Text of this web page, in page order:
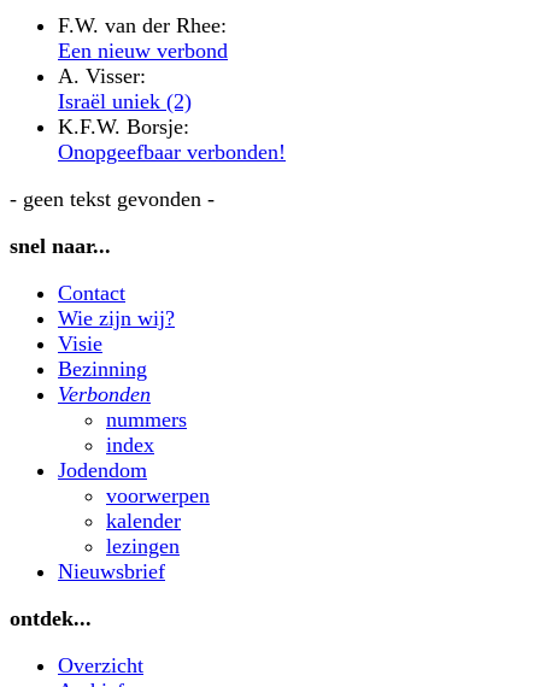
F.W. van der Rhee:
Een nieuw verbond
A. Visser:
Israël uniek (2)
K.F.W. Borsje:
Onopgeefbaar verbonden!
- geen tekst gevonden -
snel naar...
Contact
Wie zijn wij?
Visie
Bezinning
Verbonden
nummers
index
Jodendom
voorwerpen
kalender
lezingen
Nieuwsbrief
ontdek...
Overzicht